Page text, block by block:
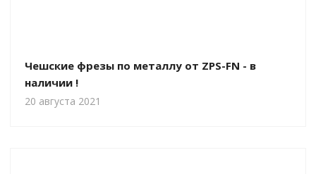
Чешские фрезы по металлу от ZPS-FN - в
наличии !
20 августа 2021